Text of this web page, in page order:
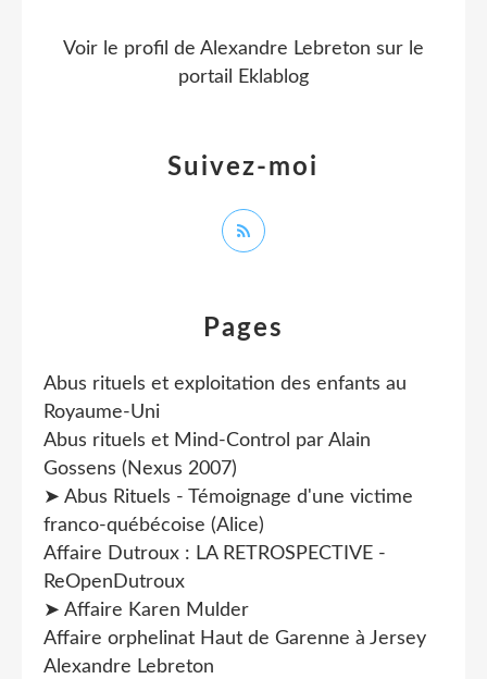
Pages
Abus rituels et exploitation des enfants au
Royaume-Uni
Abus rituels et Mind-Control par Alain
Gossens (Nexus 2007)
➤ Abus Rituels - Témoignage d'une victime
franco-québécoise (Alice)
Affaire Dutroux : LA RETROSPECTIVE -
ReOpenDutroux
➤ Affaire Karen Mulder
Affaire orphelinat Haut de Garenne à Jersey
Alexandre Lebreton
Suivez-moi
Voir le profil de Alexandre Lebreton sur le
portail Eklablog